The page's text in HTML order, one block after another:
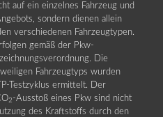
auf ein einzelnes Fahrzeug und
sondern dienen allein
verschiedenen Fahrzeugtypen.
gemäß der Pkw-
Die
Fahrzeugtyps wurden
Testzyklus ermittelt. Der
2 -Ausstoß eines Pkw sind nicht
des Kraftstoffs durch den